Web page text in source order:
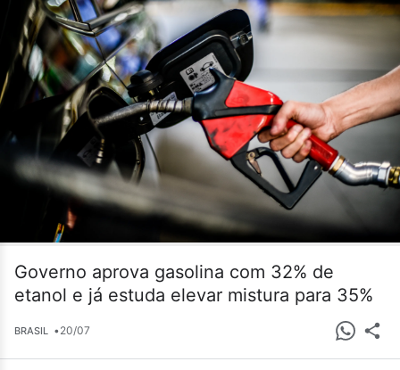
Governo aprova gasolina com 32% de
etanol e já estuda elevar mistura para 35%
BRASIL •20/07